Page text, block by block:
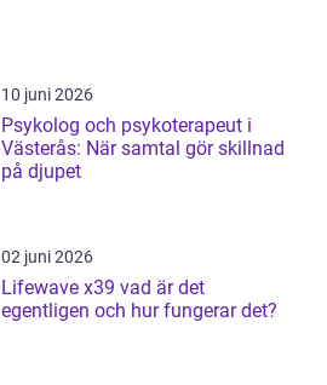
10 juni 2026
Psykolog och psykoterapeut i
Västerås: När samtal gör skillnad
på djupet
02 juni 2026
Lifewave x39 vad är det
egentligen och hur fungerar det?